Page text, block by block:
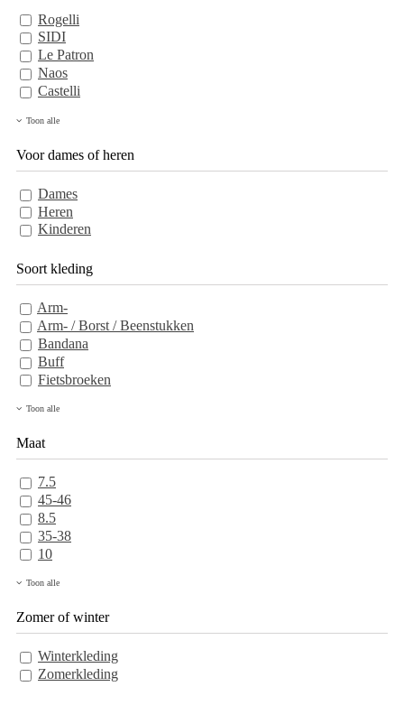
Rogelli
SIDI
Le Patron
Naos
Castelli
Toon alle
Voor dames of heren
Dames
Heren
Kinderen
Soort kleding
Arm-
Arm- / Borst / Beenstukken
Bandana
Buff
Fietsbroeken
Toon alle
Maat
7.5
45-46
8.5
35-38
10
Toon alle
Zomer of winter
Winterkleding
Zomerkleding